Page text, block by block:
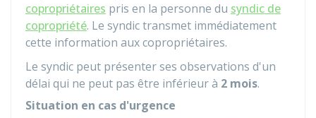
copropriétaires pris en la personne du syndic de
copropriété. Le syndic transmet immédiatement
cette information aux copropriétaires.
Le syndic peut présenter ses observations d'un
délai qui ne peut pas être inférieur à 2 mois.
Situation en cas d'urgence